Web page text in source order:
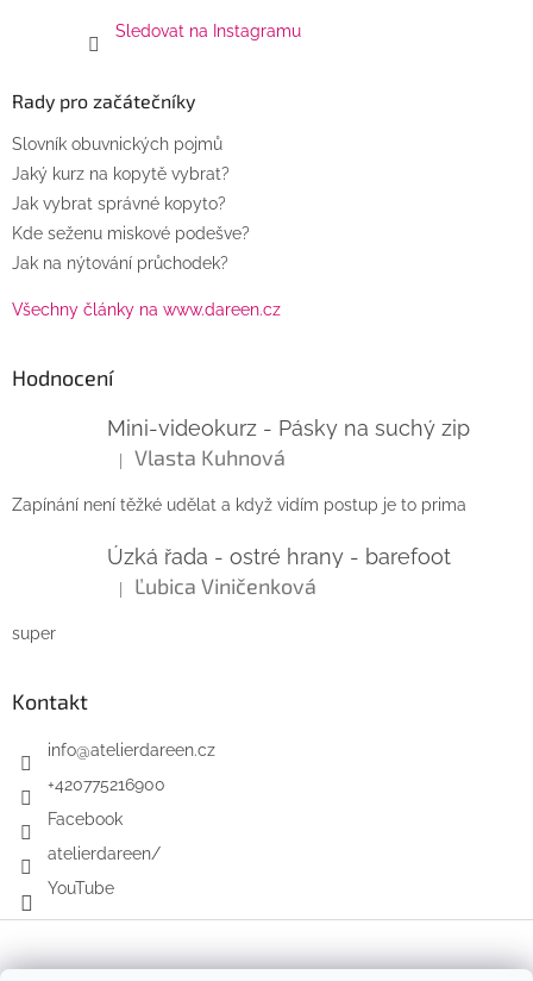
Sledovat na Instagramu
Rady pro začátečníky
Slovník obuvnických pojmů
Jaký kurz na kopytě vybrat?
Jak vybrat správné kopyto?
Kde seženu miskové podešve?
Jak na nýtování průchodek?
Všechny články na www.dareen.cz
Hodnocení
Mini-videokurz - Pásky na suchý zip
Hodnocení produktu je 5 z 5 hvězdiček.
Vlasta Kuhnová
Zapínání není těžké udělat a když vidím postup je to prima
Úzká řada - ostré hrany - barefoot
Hodnocení produktu je 5 z 5 hvězdiček.
Ľubica Viničenková
super
Kontakt
info@atelierdareen.cz
+420775216900
Facebook
atelierdareen/
YouTube